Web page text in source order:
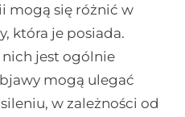
mogą się różnić w
która je posiada.
nich jest ogólnie
mogą ulegać
w zależności od